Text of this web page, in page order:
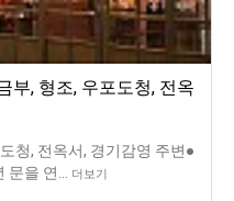
부, 형조, 우포도청, 전옥
청, 전옥서, 경기감영 주변●
문을 연…
더보기